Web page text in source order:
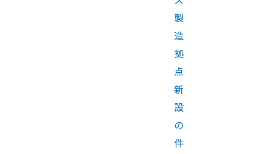
製
造
拠
点
新
設
の
件